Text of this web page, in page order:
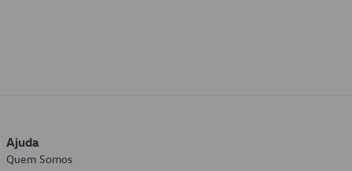
Ajuda
Quem Somos